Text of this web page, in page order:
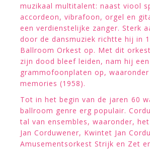
muzikaal multitalent: naast viool
accordeon, vibrafoon, orgel en
een verdienstelijke zanger. Sterk
door de dansmuziek richtte hij in
Ballroom Orkest op. Met dit
zijn dood bleef leiden, nam hij
grammofoonplaten op,
memories (1958).
Tot in het begin van de jaren 60
ballroom genre erg populair.
tal van ensembles, waaronder,
Jan Corduwener, Kwintet Jan
Amusementsorkest Strijk en Zet